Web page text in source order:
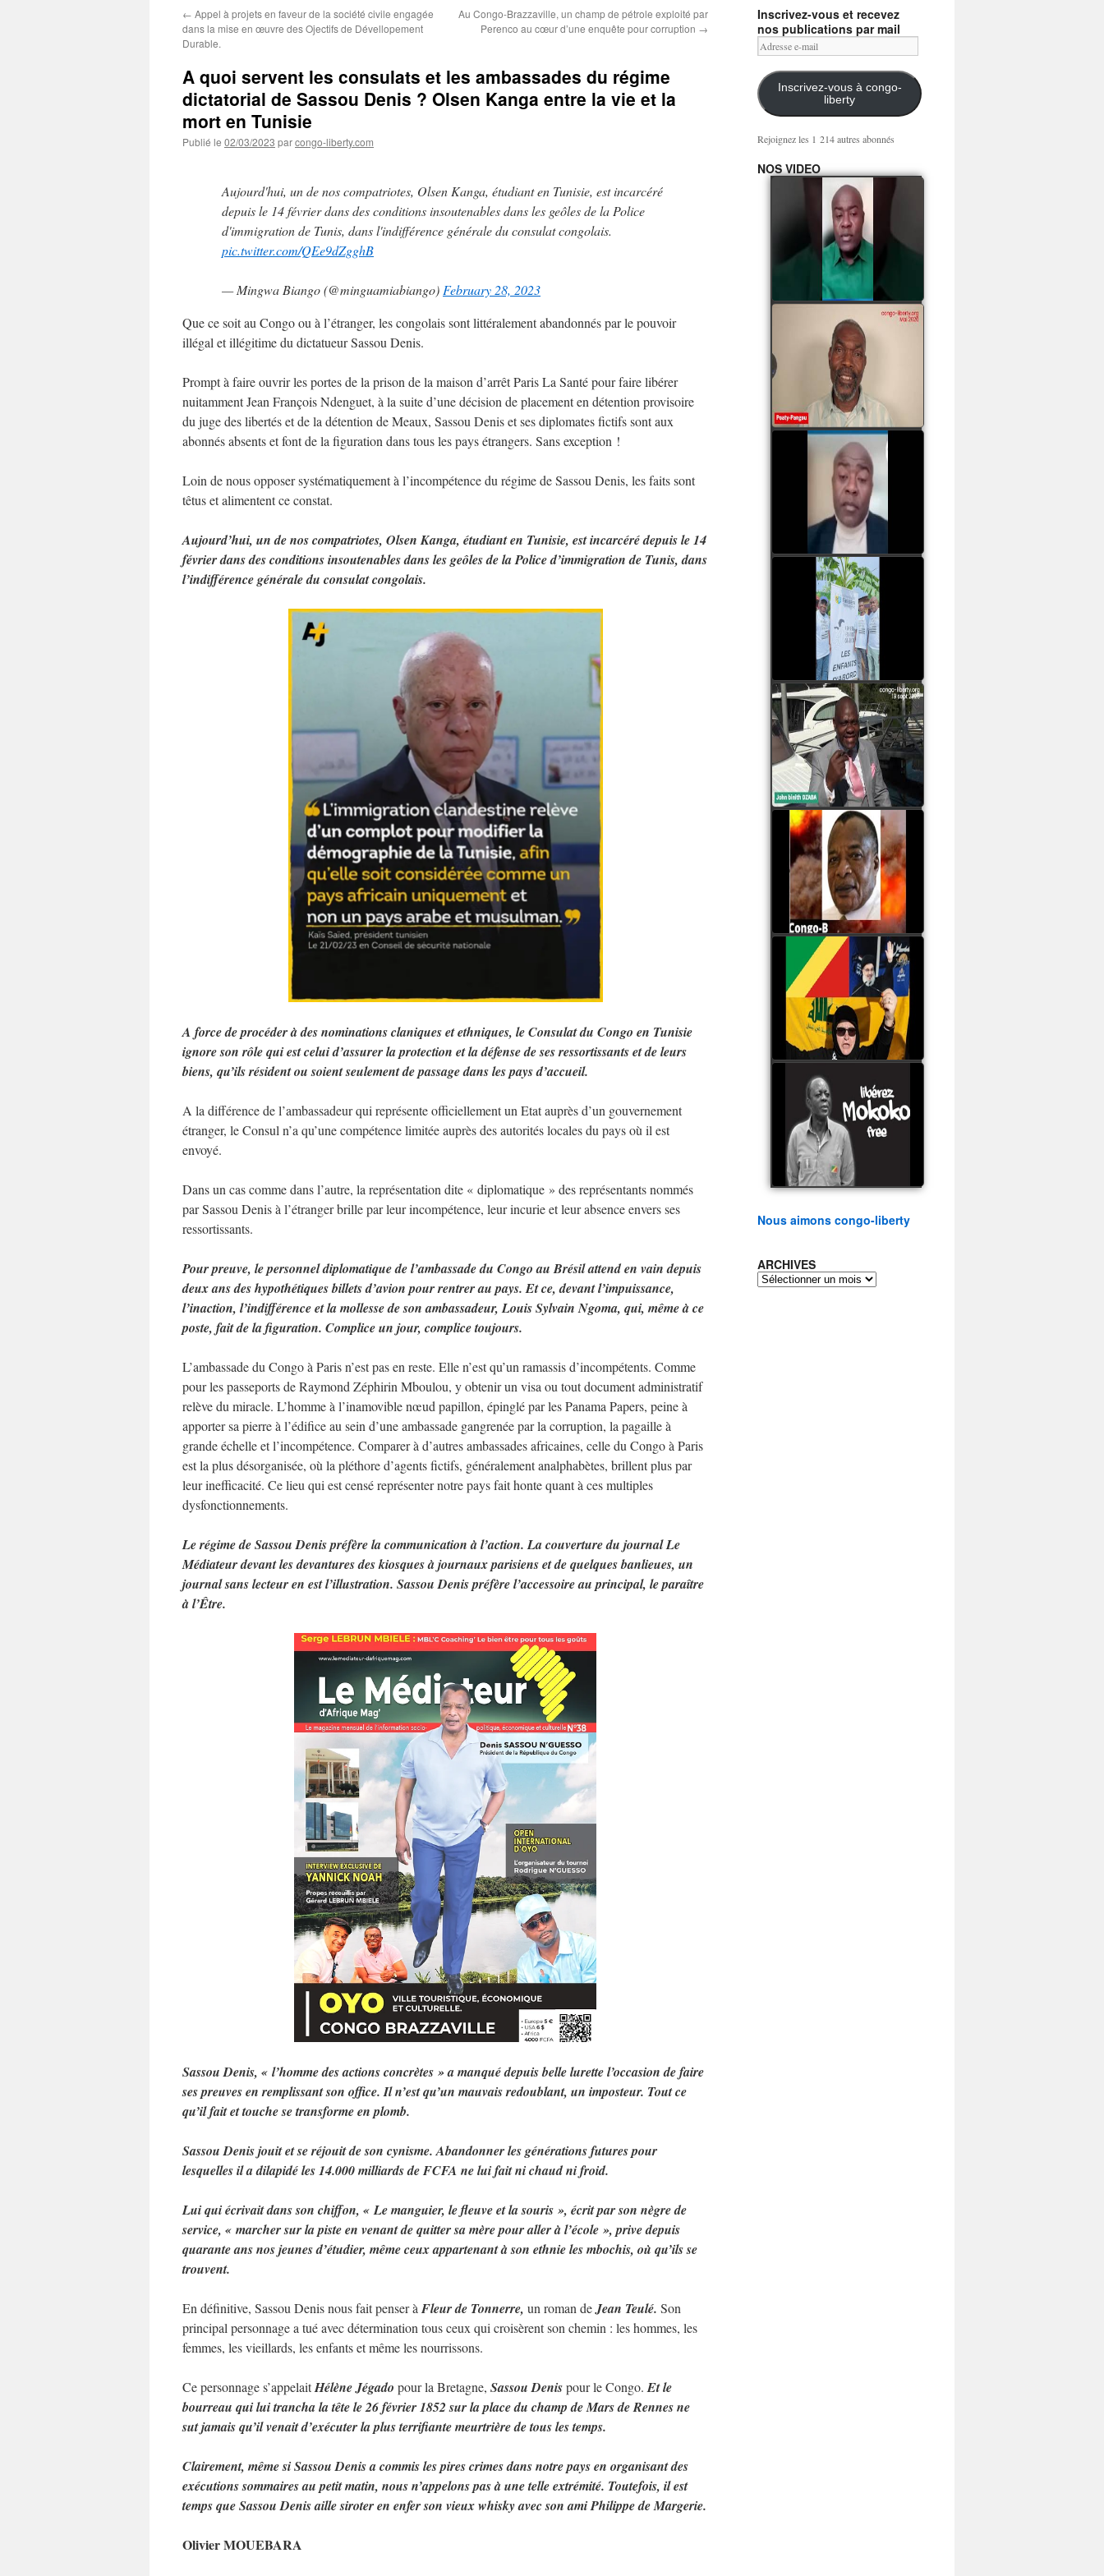
← Appel à projets en faveur de la société civile engagée
dans la mise en œuvre des Ojectifs de Dévellopement
Durable.
Au Congo-Brazzaville, un champ de pétrole exploité par
Perenco au cœur d’une enquête pour corruption →
A quoi servent les consulats et les ambassades du régime
dictatorial de Sassou Denis ? Olsen Kanga entre la vie et la
mort en Tunisie
Publié le 02/03/2023 parcongo-liberty.com
Aujourd'hui, un de nos compatriotes, Olsen Kanga, étudiant en Tunisie, est incarcéré
depuis le 14 février dans des conditions insoutenables dans les geôles de la Police
d'immigration de Tunis, dans l'indifférence générale du consulat congolais.
pic.twitter.com/QEe9dZgghB
— Mingwa Biango (@minguamiabiango) February 28, 2023
Que ce soit au Congo ou à l’étranger, les congolais sont littéralement abandonnés par le pouvoir
illégal et illégitime du dictatueur Sassou Denis.
Prompt à faire ouvrir les portes de la prison de la maison d’arrêt Paris La Santé pour faire libérer
nuitamment Jean François Ndenguet, à la suite d’une décision de placement en détention provisoire
du juge des libertés et de la détention de Meaux, Sassou Denis et ses diplomates fictifs sont aux
abonnés absents et font de la figuration dans tous les pays étrangers. Sans exception !
Loin de nous opposer systématiquement à l’incompétence du régime de Sassou Denis, les faits sont
têtus et alimentent ce constat.
Aujourd’hui, un de nos compatriotes, Olsen Kanga, étudiant en Tunisie, est incarcéré depuis le 14
février dans des conditions insoutenables dans les geôles de la Police d’immigration de Tunis, dans
l’indifférence générale du consulat congolais.
A force de procéder à des nominations claniques et ethniques, le Consulat du Congo en Tunisie
ignore son rôle qui est celui d’assurer la protection et la défense de ses ressortissants et de leurs
biens, qu’ils résident ou soient seulement de passage dans les pays d’accueil.
A la différence de l’ambassadeur qui représente officiellement un Etat auprès d’un gouvernement
étranger, le Consul n’a qu’une compétence limitée auprès des autorités locales du pays où il est
envoyé.
Dans un cas comme dans l’autre, la représentation dite « diplomatique » des représentants nommés
par Sassou Denis à l’étranger brille par leur incompétence, leur incurie et leur absence envers ses
ressortissants.
Pour preuve, le personnel diplomatique de l’ambassade du Congo au Brésil attend en vain depuis
deux ans des hypothétiques billets d’avion pour rentrer au pays. Et ce, devant l’impuissance,
l’inaction, l’indifférence et la mollesse de son ambassadeur, Louis Sylvain Ngoma, qui, même à ce
poste, fait de la figuration. Complice un jour, complice toujours.
L’ambassade du Congo à Paris n’est pas en reste. Elle n’est qu’un ramassis d’incompétents. Comme
pour les passeports de Raymond Zéphirin Mboulou, y obtenir un visa ou tout document administratif
relève du miracle. L’homme à l’inamovible nœud papillon, épinglé par les Panama Papers, peine à
apporter sa pierre à l’édifice au sein d’une ambassade gangrenée par la corruption, la pagaille à
grande échelle et l’incompétence. Comparer à d’autres ambassades africaines, celle du Congo à Paris
est la plus désorganisée, où la pléthore d’agents fictifs, généralement analphabètes, brillent plus par
leur inefficacité. Ce lieu qui est censé représenter notre pays fait honte quant à ces multiples
dysfonctionnements.
Le régime de Sassou Denis préfère la communication à l’action. La couverture du journal Le
Médiateur devant les devantures des kiosques à journaux parisiens et de quelques banlieues, un
journal sans lecteur en est l’illustration. Sassou Denis préfère l’accessoire au principal, le paraître
à l’Être.
Sassou Denis, « l’homme des actions concrètes » a manqué depuis belle lurette l’occasion de faire
ses preuves en remplissant son office. Il n’est qu’un mauvais redoublant, un imposteur. Tout ce
qu’il fait et touche se transforme en plomb.
Sassou Denis jouit et se réjouit de son cynisme. Abandonner les générations futures pour
lesquelles il a dilapidé les 14.000 milliards de FCFA ne lui fait ni chaud ni froid.
Lui qui écrivait dans son chiffon, « Le manguier, le fleuve et la souris », écrit par son nègre de
service, « marcher sur la piste en venant de quitter sa mère pour aller à l’école », prive depuis
quarante ans nos jeunes d’étudier, même ceux appartenant à son ethnie les mbochis, où qu’ils se
trouvent.
En définitive, Sassou Denis nous fait penser à Fleur de Tonnerre, un roman deJean Teulé. Son
principal personnage a tué avec détermination tous ceux qui croisèrent son chemin : les hommes, les
femmes, les vieillards, les enfants et même les nourrissons.
Ce personnage s’appelaitHélène Jégado pour la Bretagne, Sassou Denispour le Congo. Et le
bourreau qui lui trancha la tête le 26 février 1852 sur la place du champ de Mars de Rennes ne
sut jamais qu’il venait d’exécuter la plus terrifiante meurtrière de tous les temps.
Clairement, même si Sassou Denis a commis les pires crimes dans notre pays en organisant des
exécutions sommaires au petit matin, nous n’appelons pas à une telle extrémité. Toutefois, il est
temps que Sassou Denis aille siroter en enfer son vieux whisky avec son ami Philippe de Margerie.
Olivier MOUEBARA
Inscrivez-vous et recevez
nos publications par mail
Adresse
e-
mail
Inscrivez-vous à congo-
liberty
Rejoignez les 1 214 autres abonnés
NOS VIDEO
Mingwa BIANGO : Ni
les mercenaires russes,
ni la garde présidentielle
ne mourront pour
Sassou Denis
watch video
POATY PANGOU
parle de la coquille vide
Collinet Makosso, des
assassinats des jeunes
par Serge OBOA
watch video
Sassou Nguesso est
revenu au pouvoir par
les armes, il ne quittera
le pouvoir que par la
force
watch video
watch video
John Binith Dzaba
s'exprime sur le voyage
de Rodrigue Malanda
Samba à Paris
watch video
Poaty Pangou La
Conférence des ethnies
est la seule solution pour
éviter la scission du
Congo B
watch video
Les liaisons dangereuses
du clan Sassou Nguesso
avec le Hezbollah
watch video
Le Général Mokoko est
l'unique légitimité
présidentielle du peuple
congolais
watch video
Nous aimons congo-liberty
ARCHIVES
ARCHIVES